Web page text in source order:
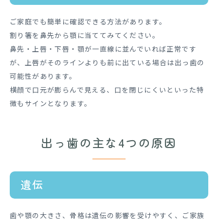
ご家庭でも簡単に確認できる方法があります。
割り箸を鼻先から顎に当ててみてください。
鼻先・上唇・下唇・顎が一直線に並んでいれば正常です
が、上唇がそのラインよりも前に出ている場合は出っ歯の
可能性があります。
横顔で口元が膨らんで見える、口を閉じにくいといった特
徴もサインとなります。
出っ歯の主な4つの原因
遺伝
歯や顎の大きさ、骨格は遺伝の影響を受けやすく、ご家族